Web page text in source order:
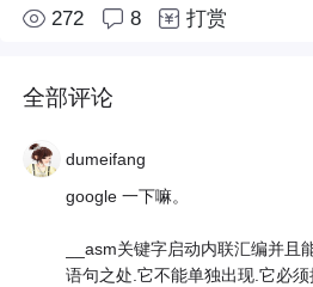
272 8 打赏
全部评论
dumeifang
google 一下嘛。
__asm关键字启动内联汇编并且
语句之处.它不能单独出现.它必